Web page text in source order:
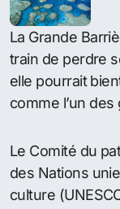
La Grande
train de perdre
elle pourrait
comme l’un
Le Comité du
des Nations
culture